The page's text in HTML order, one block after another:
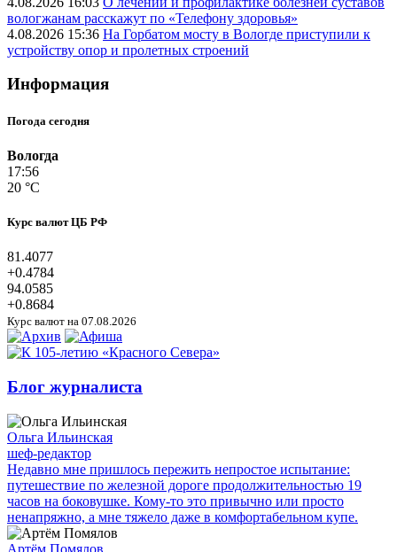
вологжанам расскажут по «Телефону здоровья»
4.08.2026 15:36 На Горбатом мосту в Вологде приступили к
устройству опор и пролетных строений
Информация
Погода сегодня
Вологда
17:56
20 °C
Курс валют ЦБ РФ
81.4077
+0.4784
94.0585
+0.8684
Курс валют на 07.08.2026
Блог журналиста
Ольга Ильинская
шеф-редактор
Недавно мне пришлось пережить непростое испытание:
путешествие по железной дороге продолжительностью 19
часов на боковушке. Кому-то это привычно или просто
ненапряжно, а мне тяжело даже в комфортабельном купе.
Артём Помялов